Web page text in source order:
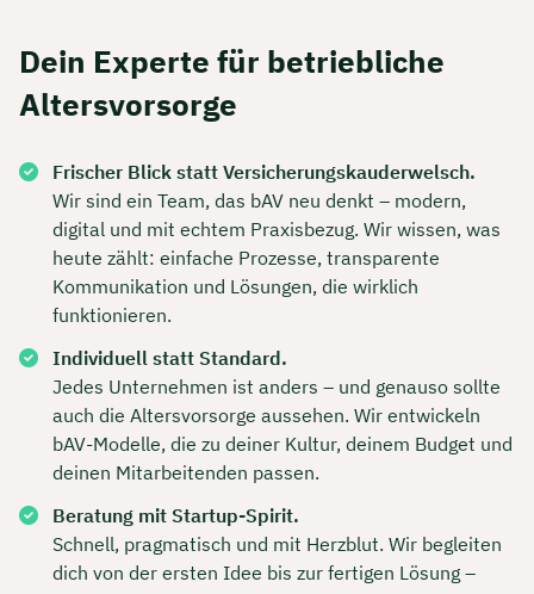
Dein Experte für betriebliche
Altersvorsorge
Frischer Blick statt Versicherungskauderwelsch.
Wir sind ein Team, das bAV neu denkt – modern,
digital und mit echtem Praxisbezug. Wir wissen, was
heute zählt: einfache Prozesse, transparente
Kommunikation und Lösungen, die wirklich
funktionieren.
Individuell statt Standard.
Jedes Unternehmen ist anders – und genauso sollte
auch die Altersvorsorge aussehen. Wir entwickeln
bAV-Modelle, die zu deiner Kultur, deinem Budget und
deinen Mitarbeitenden passen.
Beratung mit Startup-Spirit.
Schnell, pragmatisch und mit Herzblut. Wir begleiten
dich von der ersten Idee bis zur fertigen Lösung –